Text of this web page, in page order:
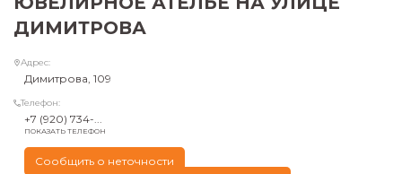
ДИМИТРОВА
Адрес:
Димитрова, 109
Телефон:
+7 (920) 734-...
ПОКАЗАТЬ ТЕЛЕФОН
Сообщить о неточности